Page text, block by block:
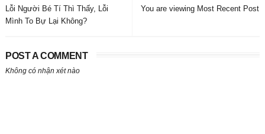
You are viewing Most Recent Post
Lỗi Người Bé Tí Thì Thấy, Lỗi
Mình To Bự Lại Không?
POST A COMMENT
Không có nhận xét nào